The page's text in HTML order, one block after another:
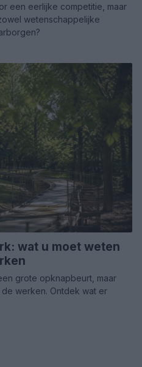
een eerlijke competitie, maar
wetenschappelijke
wat u moet weten
grote opknapbeurt, maar
werken. Ontdek wat er